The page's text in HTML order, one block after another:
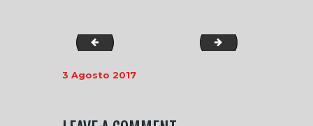
post-5 post-13
3 Agosto 2017